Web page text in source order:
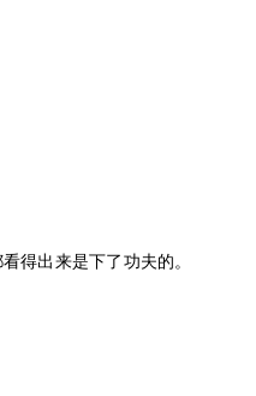
得出来是下了功夫的。